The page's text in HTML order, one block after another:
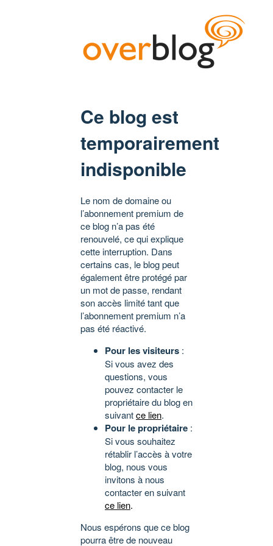
Ce blog est
temporairement
indisponible
Le nom de domaine ou
l’abonnement premium de
ce blog n’a pas été
renouvelé, ce qui explique
cette interruption. Dans
certains cas, le blog peut
également être protégé par
un mot de passe, rendant
son accès limité tant que
l’abonnement premium n’a
pas été réactivé.
Pour les visiteurs :
Si vous avez des
questions, vous
pouvez contacter le
propriétaire du blog en
suivantce lien.
Pour le propriétaire :
Si vous souhaitez
rétablir l’accès à votre
blog, nous vous
invitons à nous
contacter en suivant
ce lien.
Nous espérons que ce blog
pourra être de nouveau